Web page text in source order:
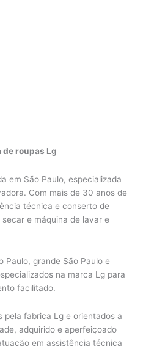
roupas Lg
em São Paulo, especializada
Com mais de 30 anos de
técnica e conserto de
e máquina de lavar e
Paulo, grande São Paulo e
na marca Lg para
facilitado.
pela fabrica Lg e orientados a
adquirido e aperfeiçoado
em assistência técnica